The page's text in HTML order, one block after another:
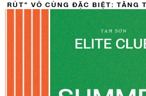
RÚT” VÔ CÙNG ĐẶC BIỆT: TĂNG